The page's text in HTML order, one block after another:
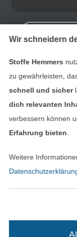
Wir schneidern
Stoffe Hemmers
zu gewährleisten,
schnell und sicher
dich relevanten
verbessern können
Erfahrung bieten
Weitere